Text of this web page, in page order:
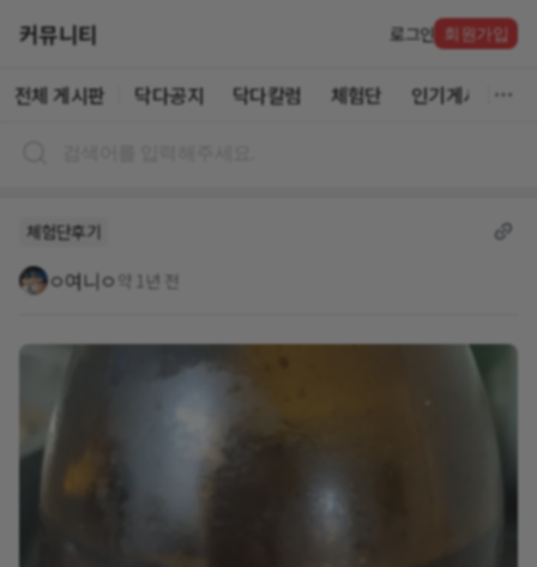
커뮤니티 로그인 회원가입
전체 게시판 닥다공지 닥다칼럼 체험단 인기게시글
체험단후기
ㅇ여니ㅇ 약 1년 전